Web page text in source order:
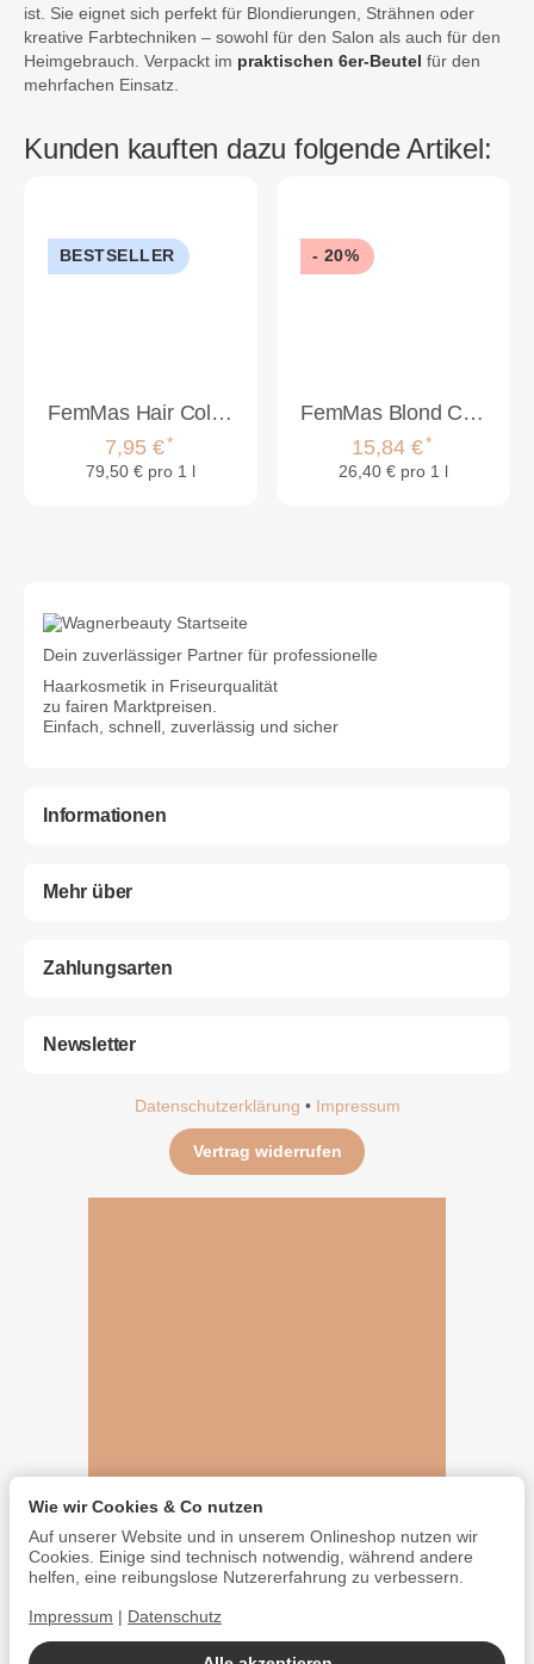
ist. Sie eignet sich perfekt für Blondierungen, Strähnen oder
kreative Farbtechniken – sowohl für den Salon als auch für den
Heimgebrauch. Verpackt im praktischen 6er-Beutel für den
mehrfachen Einsatz.
Kunden kauften dazu folgende Artikel:
BESTSELLER
FemMas Hair Color Cream 100ml Haarfarbe Hell Lichtblond Intensiv 10.0
7,95 €*
79,50 € pro 1 l
- 20%
FemMas Blond Care Set Shampoo & Conditioner
15,84 €*
26,40 € pro 1 l
Dein zuverlässiger Partner für professionelle
Haarkosmetik in Friseurqualität
zu fairen Marktpreisen.
Einfach, schnell, zuverlässig und sicher
Informationen
Mehr über
Zahlungsarten
Newsletter
Datenschutzerklärung • Impressum
Vertrag widerrufen
Wie wir Cookies & Co nutzen
Auf unserer Website und in unserem Onlineshop nutzen wir
Cookies. Einige sind technisch notwendig, während andere
helfen, eine reibungslose Nutzererfahrung zu verbessern.
Impressum Datenschutz